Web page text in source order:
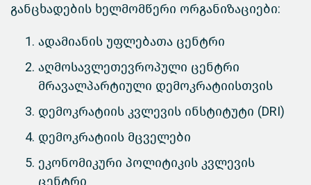
განცხადების ხელმომწერი ორგანიზაციები:
ადამიანის უფლებათა ცენტრი
აღმოსავლეთევროპული ცენტრი
მრავალპარტიული დემოკრატიისთვის
დემოკრატიის კვლევის ინსტიტუტი (DRI)
დემოკრატიის მცველები
ეკონომიკური პოლიტიკის კვლევის
ცენტრი